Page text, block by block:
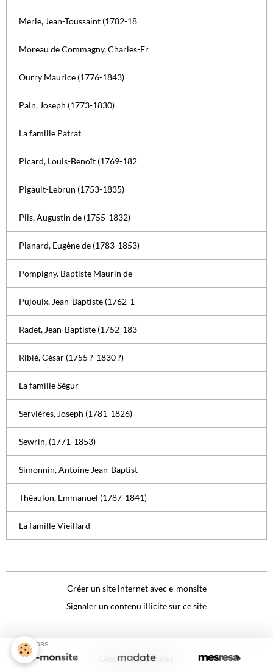
Merle, Jean-Toussaint (1782-18
Moreau de Commagny, Charles-Fr
Ourry Maurice (1776-1843)
Pain, Joseph (1773-1830)
La famille Patrat
Picard, Louis-Benoît (1769-182
Pigault-Lebrun (1753-1835)
Piis, Augustin de (1755-1832)
Planard, Eugène de (1783-1853)
Pompigny. Baptiste Maurin de
Pujoulx, Jean-Baptiste (1762-1
Radet, Jean-Baptiste (1752-183
Ribié, César (1755 ?-1830 ?)
La famille Ségur
Servières, Joseph (1781-1826)
Sewrin, (1771-1853)
Simonnin, Antoine Jean-Baptist
Théaulon, Emmanuel (1787-1841)
La famille Vieillard
Créer un site internet avec e-monsite
Signaler un contenu illicite sur ce site
Gestion des cookies
SPONSORS